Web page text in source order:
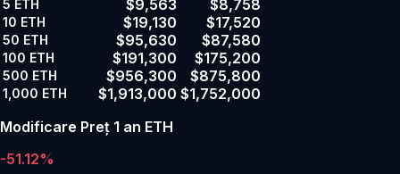
5 ETH $9,563 $8,758
10 ETH $19,130 $17,520
50 ETH $95,630 $87,580
100 ETH $191,300 $175,200
500 ETH $956,300 $875,800
1,000 ETH $1,913,000 $1,752,000
Modificare Preț 1 an ETH
-51.12%